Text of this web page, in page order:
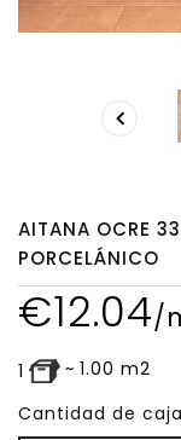

AITANA OCRE
PORCELÁNICO
€12.04/
1 ~ 1.00 m2
Cantidad de